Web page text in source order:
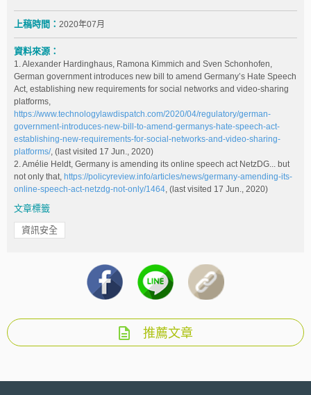
上稿時間： 2020年07月
資料來源：
1. Alexander Hardinghaus, Ramona Kimmich and Sven Schonhofen,
German government introduces new bill to amend Germany’s Hate Speech
Act, establishing new requirements for social networks and video-sharing
platforms,
https://www.technologylawdispatch.com/2020/04/regulatory/german-
government-introduces-new-bill-to-amend-germanys-hate-speech-act-
establishing-new-requirements-for-social-networks-and-video-sharing-
platforms/, (last visited 17 Jun., 2020)
2. Amélie Heldt, Germany is amending its online speech act NetzDG... but
not only that, https://policyreview.info/articles/news/germany-amending-its-
online-speech-act-netzdg-not-only/1464 , (last visited 17 Jun., 2020)
文章標籤
資訊安全
推薦文章